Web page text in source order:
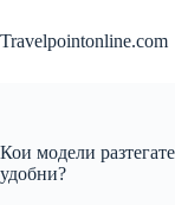
to
content
Travelpointonline.com
Кои модели
удобни?